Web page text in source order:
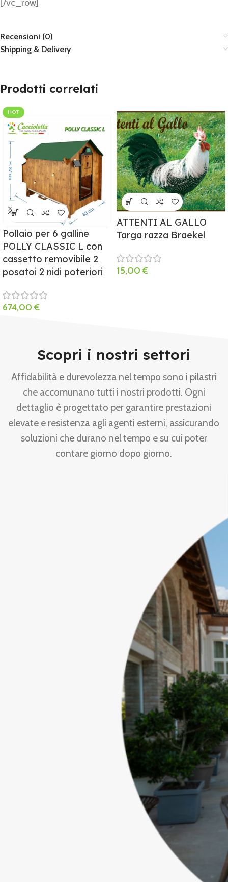
[/vc_row]
Recensioni (0)
Shipping & Delivery
Prodotti correlati
HOT
Pollaio per 6 galline
POLLY CLASSIC L con
cassetto removibile 2
posatoi 2 nidi poteriori
674,00€
ATTENTI AL GALLO
Targa razza Braekel
15,00€
Scopri i nostri settori
Affidabilità e durevolezza nel tempo sono i pilastri
che accomunano tutti i nostri prodotti. Ogni
dettaglio è progettato per garantire prestazioni
elevate e resistenza agli agenti esterni, assicurando
soluzioni che durano nel tempo e su cui poter
contare giorno dopo giorno.